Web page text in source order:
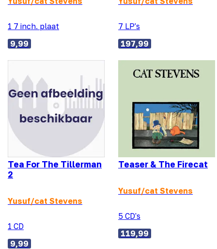
1 7 inch. plaat
9,99
7 LP's
197,99
Tea For The Tillerman
2
Yusuf/cat Stevens
1 CD
9,99
Teaser & The Firecat
Yusuf/cat Stevens
5 CD's
119,99